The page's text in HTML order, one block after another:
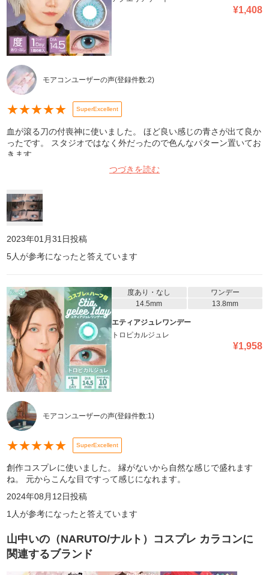
¥1,408
モアコンユーザーの声(登録件数:2)
★★★★★ SuperExcellent
血が滾る刀の付喪神に使いました。 ほど良い感じの青さが出て良か
ったです。 スタジオではなく外だったので色んなパターン置いてお
きます。
つづきを読む
2023年01月31日投稿
5人が参考になったと答えています
度あり・なし
ワンデー
14.5mm
13.8mm
エティアジュレワンデー
トロピカルジュレ
¥1,958
モアコンユーザーの声(登録件数:1)
★★★★★ SuperExcellent
創作コスプレに使いました。 縁がないから自然な感じで盛れます
ね。 元からこんな目ですって感じになれます。
2024年08月12日投稿
1 人が参考になったと答えています
山中いの（NARUTO/ナルト）コスプレ カラコンに
関連するブランド